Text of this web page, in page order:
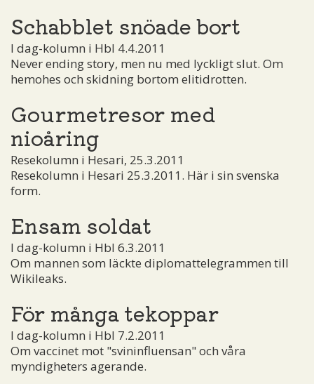
Schabblet snöade bort
I dag-kolumn i Hbl 4.4.2011
Never ending story, men nu med lyckligt slut. Om
hemohes och skidning bortom elitidrotten.
Gourmetresor med
nioåring
Resekolumn i Hesari, 25.3.2011
Resekolumn i Hesari 25.3.2011. Här i sin svenska
form.
Ensam soldat
I dag-kolumn i Hbl 6.3.2011
Om mannen som läckte diplomattelegrammen till
Wikileaks.
För många tekoppar
I dag-kolumn i Hbl 7.2.2011
Om vaccinet mot "svininfluensan" och våra
myndigheters agerande.